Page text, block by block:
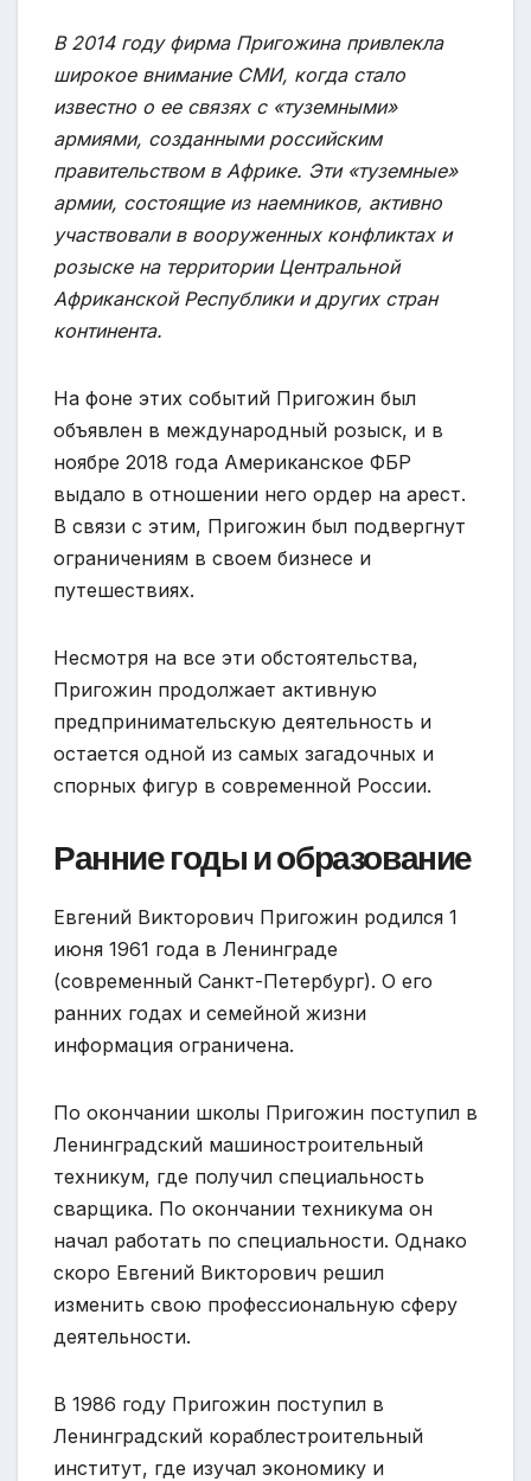
В 2014 году фирма Пригожина привлекла
широкое внимание СМИ, когда стало
известно о ее связях с «туземными»
армиями, созданными российским
правительством в Африке. Эти «туземные»
армии, состоящие из наемников, активно
участвовали в вооруженных конфликтах и
розыске на территории Центральной
Африканской Республики и других стран
континента.
На фоне этих событий Пригожин был
объявлен в международный розыск, и в
ноябре 2018 года Американское ФБР
выдало в отношении него ордер на арест.
В связи с этим, Пригожин был подвергнут
ограничениям в своем бизнесе и
путешествиях.
Несмотря на все эти обстоятельства,
Пригожин продолжает активную
предпринимательскую деятельность и
остается одной из самых загадочных и
спорных фигур в современной России.
Ранние годы и образование
Евгений Викторович Пригожин родился 1
июня 1961 года в Ленинграде
(современный Санкт-Петербург). О его
ранних годах и семейной жизни
информация ограничена.
По окончании школы Пригожин поступил в
Ленинградский машиностроительный
техникум, где получил специальность
сварщика. По окончании техникума он
начал работать по специальности. Однако
скоро Евгений Викторович решил
изменить свою профессиональную сферу
деятельности.
В 1986 году Пригожин поступил в
Ленинградский кораблестроительный
институт, где изучал экономику и